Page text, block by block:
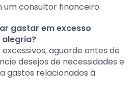
consultor financeiro.
gastar em excesso
aguarde antes de
desejos de necessidades e
gastos relacionados à